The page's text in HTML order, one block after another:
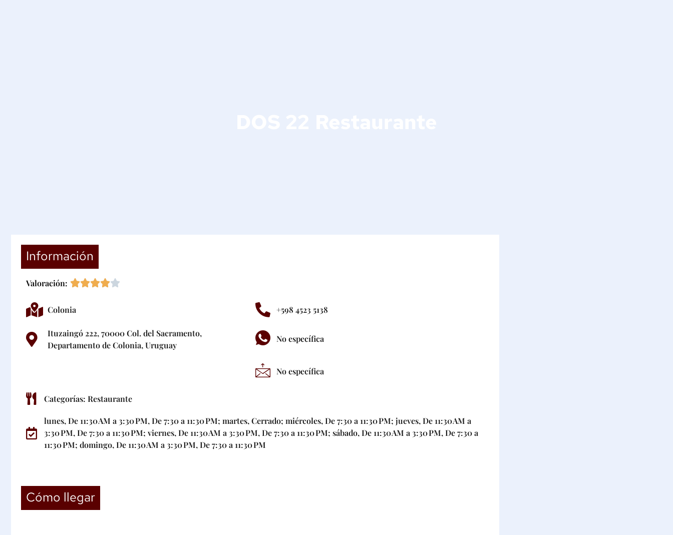
Información
Valoración:
Colonia
Ituzaingó 222, 70000 Col. del Sacramento,
Departamento de Colonia, Uruguay
+598 4523 5138
No específica
No específica
Categorías:Restaurante
lunes, De 11:30 AM a 3:30 PM, De 7:30 a 11:30 PM; martes, Cerrado; miércoles, De 7:30 a 11:30 PM; jueves, De 11:30 AM a
3:30 PM, De 7:30 a 11:30 PM; viernes, De 11:30 AM a 3:30 PM, De 7:30 a 11:30 PM; sábado, De 11:30 AM a 3:30 PM, De 7:30 a
11:30 PM; domingo, De 11:30 AM a 3:30 PM, De 7:30 a 11:30 PM
Cómo llegar